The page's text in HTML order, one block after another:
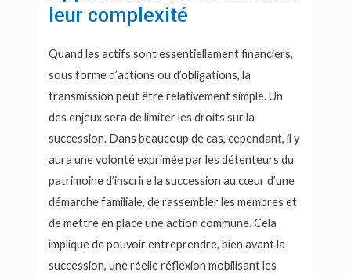
leur complexité
Quand les actifs sont essentiellement financiers,
sous forme d’actions ou d’obligations, la
transmission peut être relativement simple. Un
des enjeux sera de limiter les droits sur la
succession. Dans beaucoup de cas, cependant, il y
aura une volonté exprimée par les détenteurs du
patrimoine d’inscrire la succession au cœur d’une
démarche familiale, de rassembler les membres et
de mettre en place une action commune. Cela
implique de ­pouvoir entreprendre, bien avant la
succession, une réelle réflexion mobilisant les